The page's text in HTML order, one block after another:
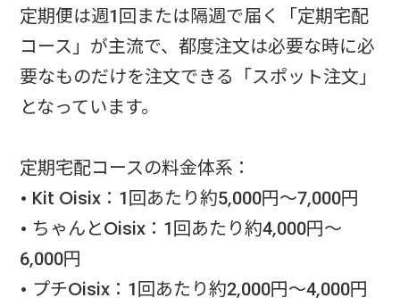
定期便は週1回または隔週で届く「定期宅配
コース」が主流で、都度注文は必要な時に必
要なものだけを注文できる「スポット注文」
となっています。
定期宅配コースの料金体系：
• Kit Oisix：1回あたり約5,000円～7,000円
• ちゃんとOisix：1回あたり約4,000円～
6,000円
• プチOisix：1回あたり約2,000円～4,000円